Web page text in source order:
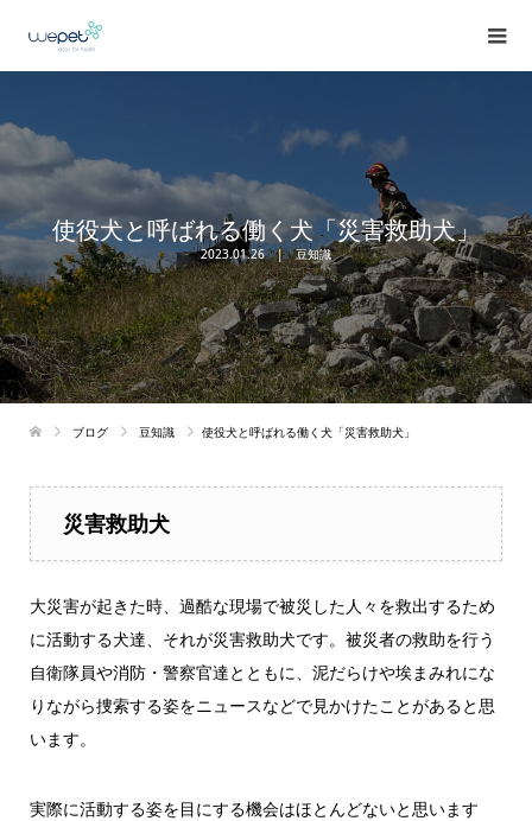
使役犬と呼ばれる働く犬「災害救助犬」
2023.01.26 豆知識
ブログ 豆知識 使役犬と呼ばれる働く犬「災害救助犬」
災害救助犬
大災害が起きた時、過酷な現場で被災した人々を救出するため
に活動する犬達、それが災害救助犬です。被災者の救助を行う
自衛隊員や消防・警察官達とともに、泥だらけや埃まみれにな
りながら捜索する姿をニュースなどで見かけたことがあると思
います。
実際に活動する姿を目にする機会はほとんどないと思います